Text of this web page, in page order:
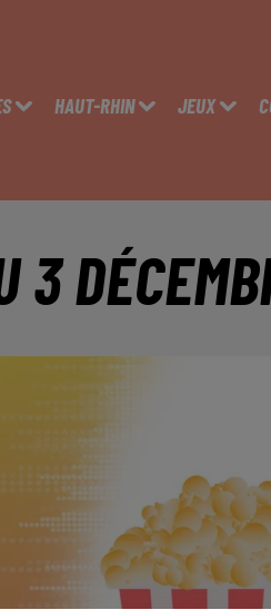
HAUT-RHIN JEUX
3